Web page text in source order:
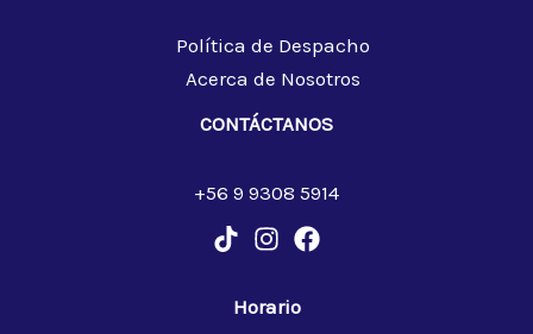
Política de Despacho
Acerca de Nosotros
CONTÁCTANOS
+56 9 9308 5914
Horario